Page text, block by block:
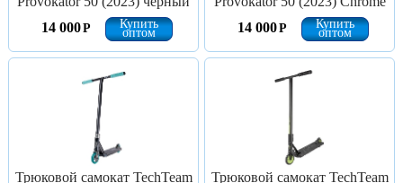
14 000Р Купить
оптом
14 000Р Купить
оптом
Трюковой самокат TechTeam Трюковой самокат TechTeam